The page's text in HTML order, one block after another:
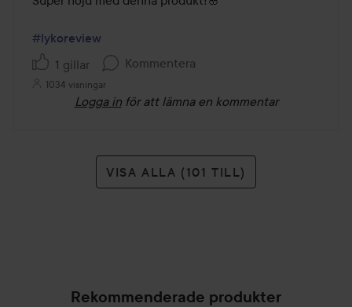
#lykoreview
1 gillar
Kommentera
1034 visningar
Logga in för att lämna en kommentar
VISA ALLA (101 TILL)
Rekommenderade produkter